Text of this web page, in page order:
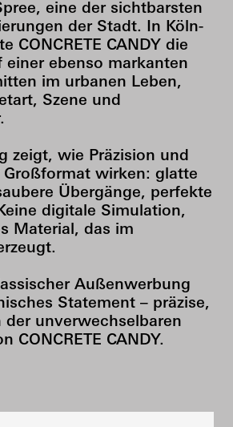
eine der sichtbarsten
der Stadt. In Köln-
CONCRETE CANDY die
einer ebenso markanten
im urbanen Leben,
Szene und
zeigt, wie Präzision und
wirken: glatte
Übergänge, perfekte
digitale Simulation,
Material, das im
Außenwerbung
Statement – präzise,
der unverwechselbaren
CONCRETE CANDY.